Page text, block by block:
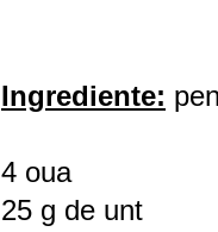
Ingrediente:
4 oua
25 g de unt